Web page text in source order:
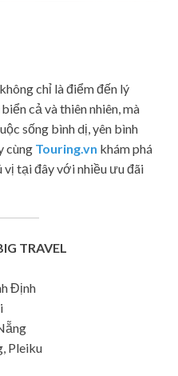
chỉ là điểm đến lý
cả và thiên nhiên, mà
sống bình dị, yên bình
cùng Touring.vn khám phá
tại đây với nhiều ưu đãi
TRAVEL
Định
Pleiku